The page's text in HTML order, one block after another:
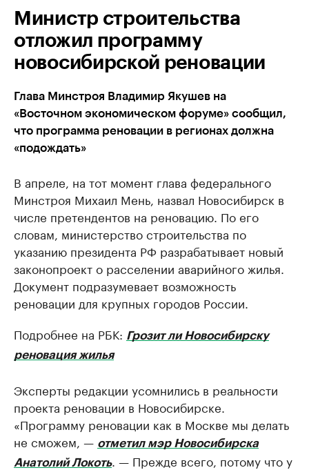
Министр строительства
отложил программу
новосибирской реновации
Глава Минстроя Владимир Якушев на
«Восточном экономическом форуме» сообщил,
что программа реновации в регионах должна
«подождать»
В апреле, на тот момент глава федерального
Минстроя Михаил Мень, назвал Новосибирск в
числе претендентов на реновацию. По его
словам, министерство строительства по
указанию президента РФ разрабатывает новый
законопроект о расселении аварийного жилья.
Документ подразумевает возможность
реновации для крупных городов России.
Подробнее на РБК: Грозит ли Новосибирску
реновация жилья
Эксперты редакции усомнились в реальности
проекта реновации в Новосибирске.
«Программу реновации как в Москве мы делать
не сможем, — отметил мэр Новосибирска
Анатолий Локоть. — Прежде всего, потому что у